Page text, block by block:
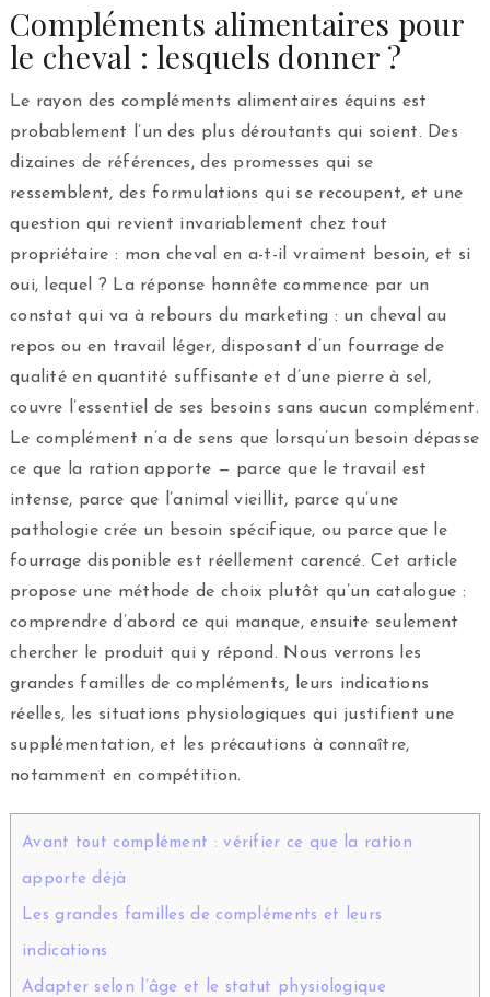
Compléments alimentaires pour
le cheval : lesquels donner ?
Le rayon des compléments alimentaires équins est
probablement l’un des plus déroutants qui soient. Des
dizaines de références, des promesses qui se
ressemblent, des formulations qui se recoupent, et une
question qui revient invariablement chez tout
propriétaire : mon cheval en a-t-il vraiment besoin, et si
oui, lequel ? La réponse honnête commence par un
constat qui va à rebours du marketing : un cheval au
repos ou en travail léger, disposant d’un fourrage de
qualité en quantité suffisante et d’une pierre à sel,
couvre l’essentiel de ses besoins sans aucun complément.
Le complément n’a de sens que lorsqu’un besoin dépasse
ce que la ration apporte — parce que le travail est
intense, parce que l’animal vieillit, parce qu’une
pathologie crée un besoin spécifique, ou parce que le
fourrage disponible est réellement carencé. Cet article
propose une méthode de choix plutôt qu’un catalogue :
comprendre d’abord ce qui manque, ensuite seulement
chercher le produit qui y répond. Nous verrons les
grandes familles de compléments, leurs indications
réelles, les situations physiologiques qui justifient une
supplémentation, et les précautions à connaître,
notamment en compétition.
Avant tout complément : vérifier ce que la ration
apporte déjà
Les grandes familles de compléments et leurs
indications
Adapter selon l’âge et le statut physiologique